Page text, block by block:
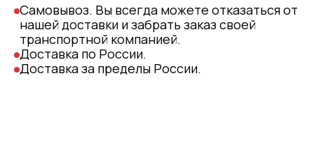
Самовывоз. Вы всегда можете отказаться от
нашей доставки и забрать заказ своей
транспортной компанией.
Доставка по России.
Доставка за пределы России.